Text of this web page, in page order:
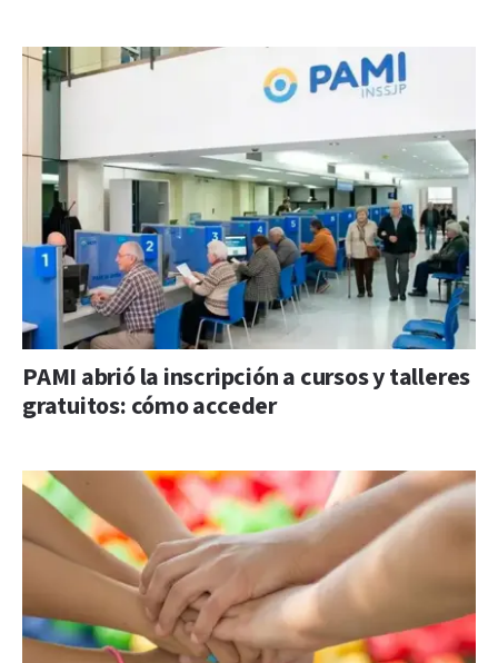
PAMI abrió la inscripción a cursos y talleres
gratuitos: cómo acceder